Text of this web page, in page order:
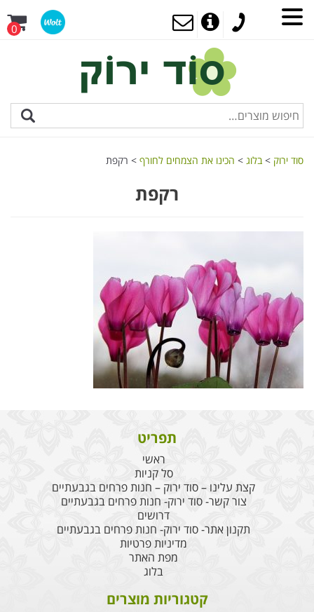
0
סוד ירוק >בלוג > הכינו את הצמחים לחורף > רקפת
רקפת
תפריט
ראשי
סל קניות
קצת עלינו – סוד ירוק – חנות פרחים בגבעתיים
צור קשר- סוד ירוק- חנות פרחים בגבעתיים
דרושים
תקנון אתר- סוד ירוק- חנות פרחים בגבעתיים
מדיניות פרטיות
מפת האתר
בלוג
קטגוריות מוצרים